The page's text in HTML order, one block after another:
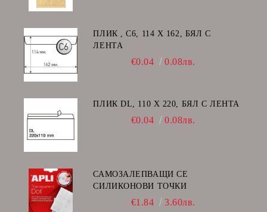
ПЛИК , C6, 114 Х 162, БЯЛ С
ЛЕНТА
€0.04 0.08лв.
ПЛИК DL, 110 Х 220, БЯЛ С ЛЕНТА
€0.04 0.08лв.
САМОЗАЛЕПВАЩИ СЕ
СИЛИКОНОВИ ТОЧКИ
€1.84 3.60лв.